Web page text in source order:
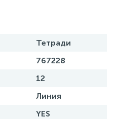
Тетради
767228
12
Линия
YES